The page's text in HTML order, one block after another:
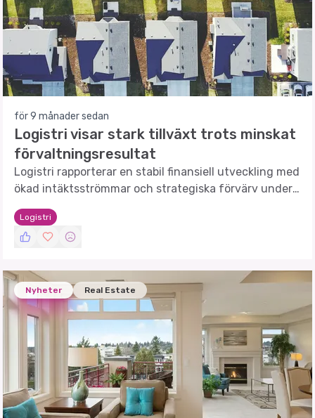
för 9 månader sedan
Logistri visar stark tillväxt trots minskat
förvaltningsresultat
Logistri rapporterar en stabil finansiell utveckling med
ökad intäktsströmmar och strategiska förvärv under
2025.
Logistri
Nyheter Real Estate